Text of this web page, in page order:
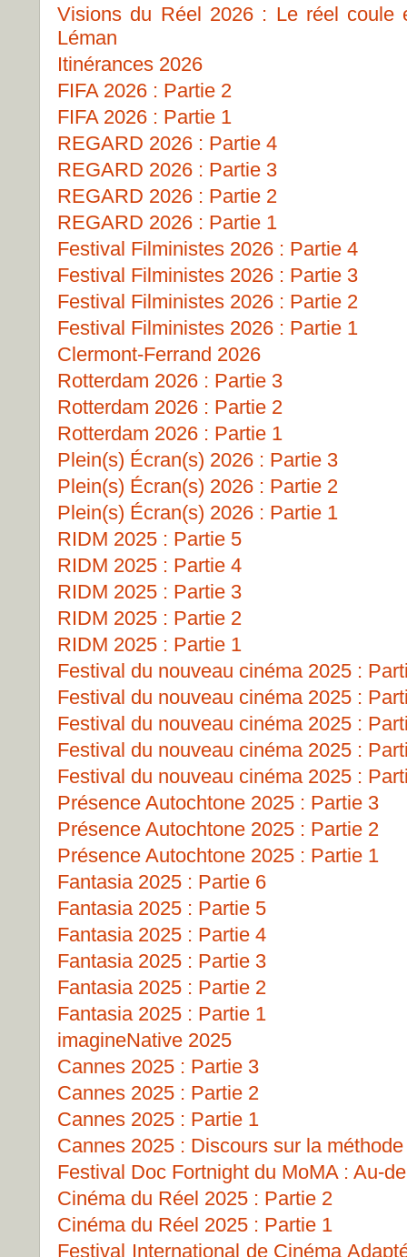
Visions du Réel 2026 : Le réel coule
Léman
Itinérances 2026
FIFA 2026 : Partie 2
FIFA 2026 : Partie 1
REGARD 2026 : Partie 4
REGARD 2026 : Partie 3
REGARD 2026 : Partie 2
REGARD 2026 : Partie 1
Festival Filministes 2026 : Partie 4
Festival Filministes 2026 : Partie 3
Festival Filministes 2026 : Partie 2
Festival Filministes 2026 : Partie 1
Clermont-Ferrand 2026
Rotterdam 2026 : Partie 3
Rotterdam 2026 : Partie 2
Rotterdam 2026 : Partie 1
Plein(s) Écran(s) 2026 : Partie 3
Plein(s) Écran(s) 2026 : Partie 2
Plein(s) Écran(s) 2026 : Partie 1
RIDM 2025 : Partie 5
RIDM 2025 : Partie 4
RIDM 2025 : Partie 3
RIDM 2025 : Partie 2
RIDM 2025 : Partie 1
Festival du nouveau cinéma 2025 :
Festival du nouveau cinéma 2025 :
Festival du nouveau cinéma 2025 :
Festival du nouveau cinéma 2025 :
Festival du nouveau cinéma 2025 :
Présence Autochtone 2025 : Partie 3
Présence Autochtone 2025 : Partie 2
Présence Autochtone 2025 : Partie 1
Fantasia 2025 : Partie 6
Fantasia 2025 : Partie 5
Fantasia 2025 : Partie 4
Fantasia 2025 : Partie 3
Fantasia 2025 : Partie 2
Fantasia 2025 : Partie 1
imagineNative 2025
Cannes 2025 : Partie 3
Cannes 2025 : Partie 2
Cannes 2025 : Partie 1
Cannes 2025 : Discours sur la méthode
Festival Doc Fortnight du MoMA : Au-
Cinéma du Réel 2025 : Partie 2
Cinéma du Réel 2025 : Partie 1
Festival International de Cinéma